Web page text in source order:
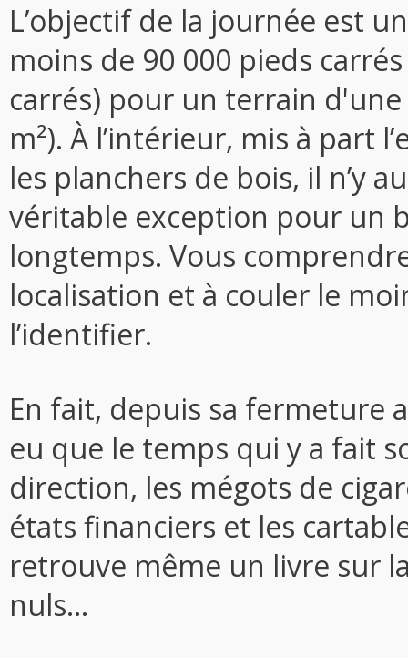
L’objectif de la journée est
moins de 90 000 pieds
carrés) pour un terrain
m²). À l’intérieur, mis à part
les planchers de bois, il n’y
véritable exception pour un
longtemps. Vous
localisation et à couler le
l’identifier.
En fait, depuis sa fermeture
eu que le temps qui y a fait
direction, les mégots de
états financiers et les
retrouve même un livre sur
nuls…